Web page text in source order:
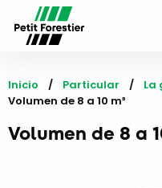
Inicio Particular
La
Current:
Volumen de 8 a 10 m³
Volumen de 8 a